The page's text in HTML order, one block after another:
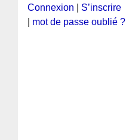
Connexion
S’inscrire
mot de passe oublié ?